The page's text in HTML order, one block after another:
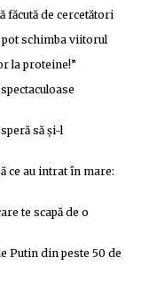
făcută de cercetători
pot schimba viitorul
la proteine!”
să și-l
ce au intrat în mare:
te scapă de o
Putin din peste 50 de